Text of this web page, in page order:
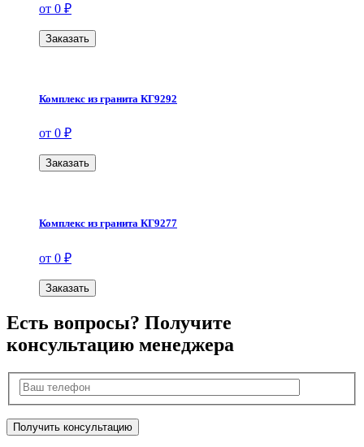
от 0 ₽
Заказать
Комплекс из гранита КГ9292
от 0 ₽
Заказать
Комплекс из гранита КГ9277
от 0 ₽
Заказать
Есть вопросы? Получите
консультацию менеджера